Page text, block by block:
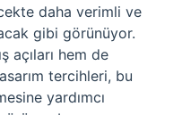
daha verimli ve
gibi görünüyor.
açıları hem de
tercihleri, bu
yardımcı